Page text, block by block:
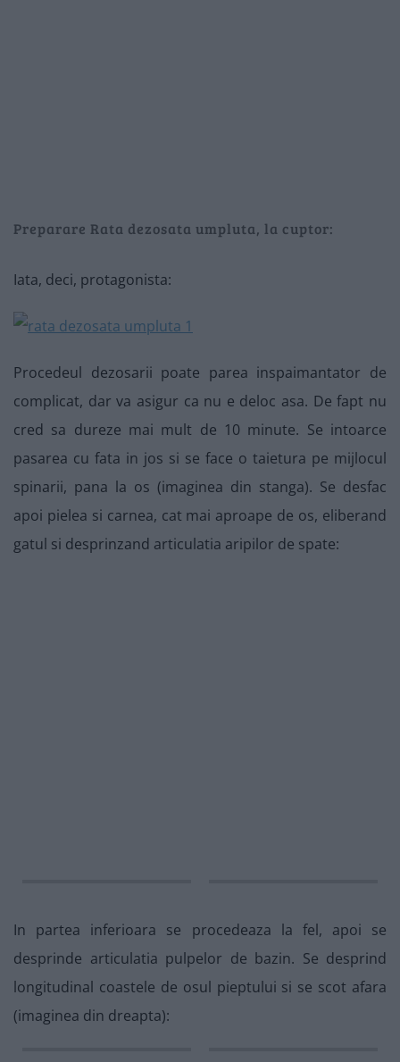
Preparare Rata dezosata umpluta, la cuptor:
Iata, deci, protagonista:
Procedeul dezosarii poate parea inspaimantator de
complicat, dar va asigur ca nu e deloc asa. De fapt nu
cred sa dureze mai mult de 10 minute. Se intoarce
pasarea cu fata in jos si se face o taietura pe mijlocul
spinarii, pana la os (imaginea din stanga). Se desfac
apoi pielea si carnea, cat mai aproape de os, eliberand
gatul si desprinzand articulatia aripilor de spate:
In partea inferioara se procedeaza la fel, apoi se
desprinde articulatia pulpelor de bazin. Se desprind
longitudinal coastele de osul pieptului si se scot afara
(imaginea din dreapta):